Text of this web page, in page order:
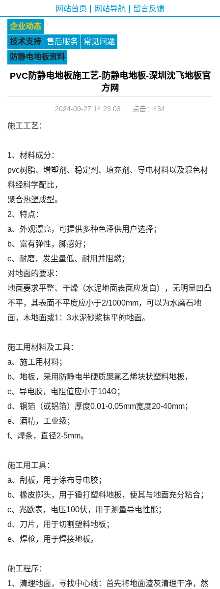
网站首页 网站导航 留言反馈
企业动态
技术支持
售后服务
常见问题
防静电地板资料
PVC防静电地板施工艺-防静电地板-深圳沈飞地板官
方网
2024-09-27 14:29:03 点击： 434
施工工艺：
1、材料成分：
pvc树脂、增塑剂、稳定剂、填充剂、导电材料以及混色材
料经科学配比，
聚合热塑成型。
2、特点：
a、外观漂亮，可提供多种色泽供用户选择；
b、富有弹性，脚感好；
c、耐磨，发尘量低、耐用并阻燃；
对地面的要求：
地面要求平整、干燥（水泥地面表面应发白），无明显凹凸
不平，其表面不平度应小于2/1000mm，可以为水磨石地
面，木地面或1：3水泥砂浆抹平的地面。
施工用材料及工具：
a、施工用材料；
b、地板，采用防静电半硬质聚氯乙烯块状塑料地板，
c、导电胶，电阻值应小于104Ω；
d、铜箔（或铝箔）厚度0.01-0.05mm宽度20-40mm；
e、酒精，工业级；
f、焊条，直径2-5mm。
施工用工具：
a、刮板，用于涂布导电胶；
b、橡皮掷头，用于锤打塑料地板，使其与地面充分粘合；
c、兆欧表，电压100伏，用于测量导电性能；
d、刀片，用于切割塑料地板；
e、焊枪，用于焊接地板。
施工程序：
1、清理地面，寻找中心线：首先将地面渣灰清理干净，然